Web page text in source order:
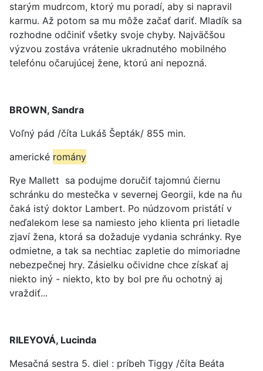
starým mudrcom, ktorý mu poradí, aby si napravil
karmu. Až potom sa mu môže začať dariť. Mladík sa
rozhodne odčiniť všetky svoje chyby. Najväčšou
výzvou zostáva vrátenie ukradnutého mobilného
telefónu očarujúcej žene, ktorú ani nepozná.
BROWN, Sandra
Voľný pád /číta Lukáš Šepták/ 855 min.
americké romány
Rye Mallett sa podujme doručiť tajomnú čiernu
schránku do mestečka v severnej Georgii, kde na ňu
čaká istý doktor Lambert. Po núdzovom pristátí v
neďalekom lese sa namiesto jeho klienta pri lietadle
zjaví žena, ktorá sa dožaduje vydania schránky. Rye
odmietne, a tak sa nechtiac zapletie do mimoriadne
nebezpečnej hry. Zásielku očividne chce získať aj
niekto iný - niekto, kto by bol pre ňu ochotný aj
vraždiť...
RILEYOVÁ, Lucinda
Mesačná sestra 5. diel : príbeh Tiggy /číta Beáta